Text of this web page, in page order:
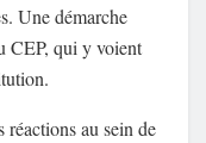
Une démarche
CEP, qui y voient
réactions au sein de